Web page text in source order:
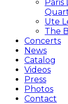
Paris
Ute
The
Concerts
News
Catalog
Videos
Press
Photos
Contact